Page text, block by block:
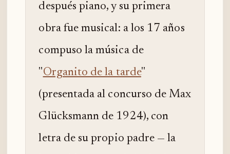
después piano, y su primera
obra fue musical: a los 17 años
compuso la música de
"Organito de la tarde"
(presentada al concurso de Max
Glücksmann de 1924), con
letra de su propio padre — la